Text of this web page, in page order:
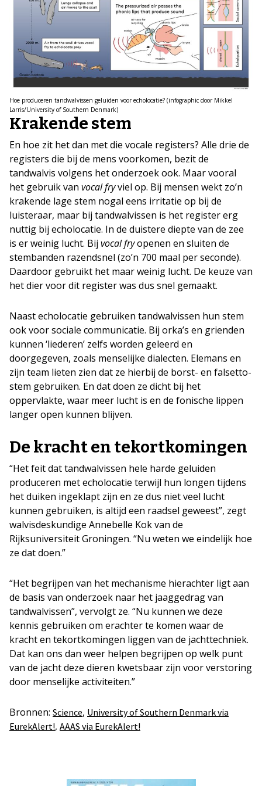
Hoe produceren tandwalvissen geluiden voor echolocatie? (infographic door Mikkel
Larris/University of Southern Denmark)
Krakende stem
En hoe zit het dan met die vocale registers? Alle drie de
registers die bij de mens voorkomen, bezit de
tandwalvis volgens het onderzoek ook. Maar vooral
het gebruik van vocal fryviel op. Bij mensen wekt zo’n
krakende lage stem nogal eens irritatie op bij de
luisteraar, maar bij tandwalvissen is het register erg
nuttig bij echolocatie. In de duistere diepte van de zee
is er weinig lucht. Bij vocal fryopenen en sluiten de
stembanden razendsnel (zo’n 700 maal per seconde).
Daardoor gebruikt het maar weinig lucht. De keuze van
het dier voor dit register was dus snel gemaakt.
Naast echolocatie gebruiken tandwalvissen hun stem
ook voor sociale communicatie. Bij orka’s en grienden
kunnen ‘liederen’ zelfs worden geleerd en
doorgegeven, zoals menselijke dialecten. Elemans en
zijn team lieten zien dat ze hierbij de borst- en falsetto-
stem gebruiken. En dat doen ze dicht bij het
oppervlakte, waar meer lucht is en de fonische lippen
langer open kunnen blijven.
De kracht en tekortkomingen
“Het feit dat tandwalvissen hele harde geluiden
produceren met echolocatie terwijl hun longen tijdens
het duiken ingeklapt zijn en ze dus niet veel lucht
kunnen gebruiken, is altijd een raadsel geweest”, zegt
walvisdeskundige Annebelle Kok van de
Rijksuniversiteit Groningen. “Nu weten we eindelijk hoe
ze dat doen.”
“Het begrijpen van het mechanisme hierachter ligt aan
de basis van onderzoek naar het jaaggedrag van
tandwalvissen”, vervolgt ze. “Nu kunnen we deze
kennis gebruiken om erachter te komen waar de
kracht en tekortkomingen liggen van de jachttechniek.
Dat kan ons dan weer helpen begrijpen op welk punt
van de jacht deze dieren kwetsbaar zijn voor verstoring
door menselijke activiteiten.”
Bronnen: Science, University of Southern Denmark via
EurekAlert!, AAAS via EurekAlert!